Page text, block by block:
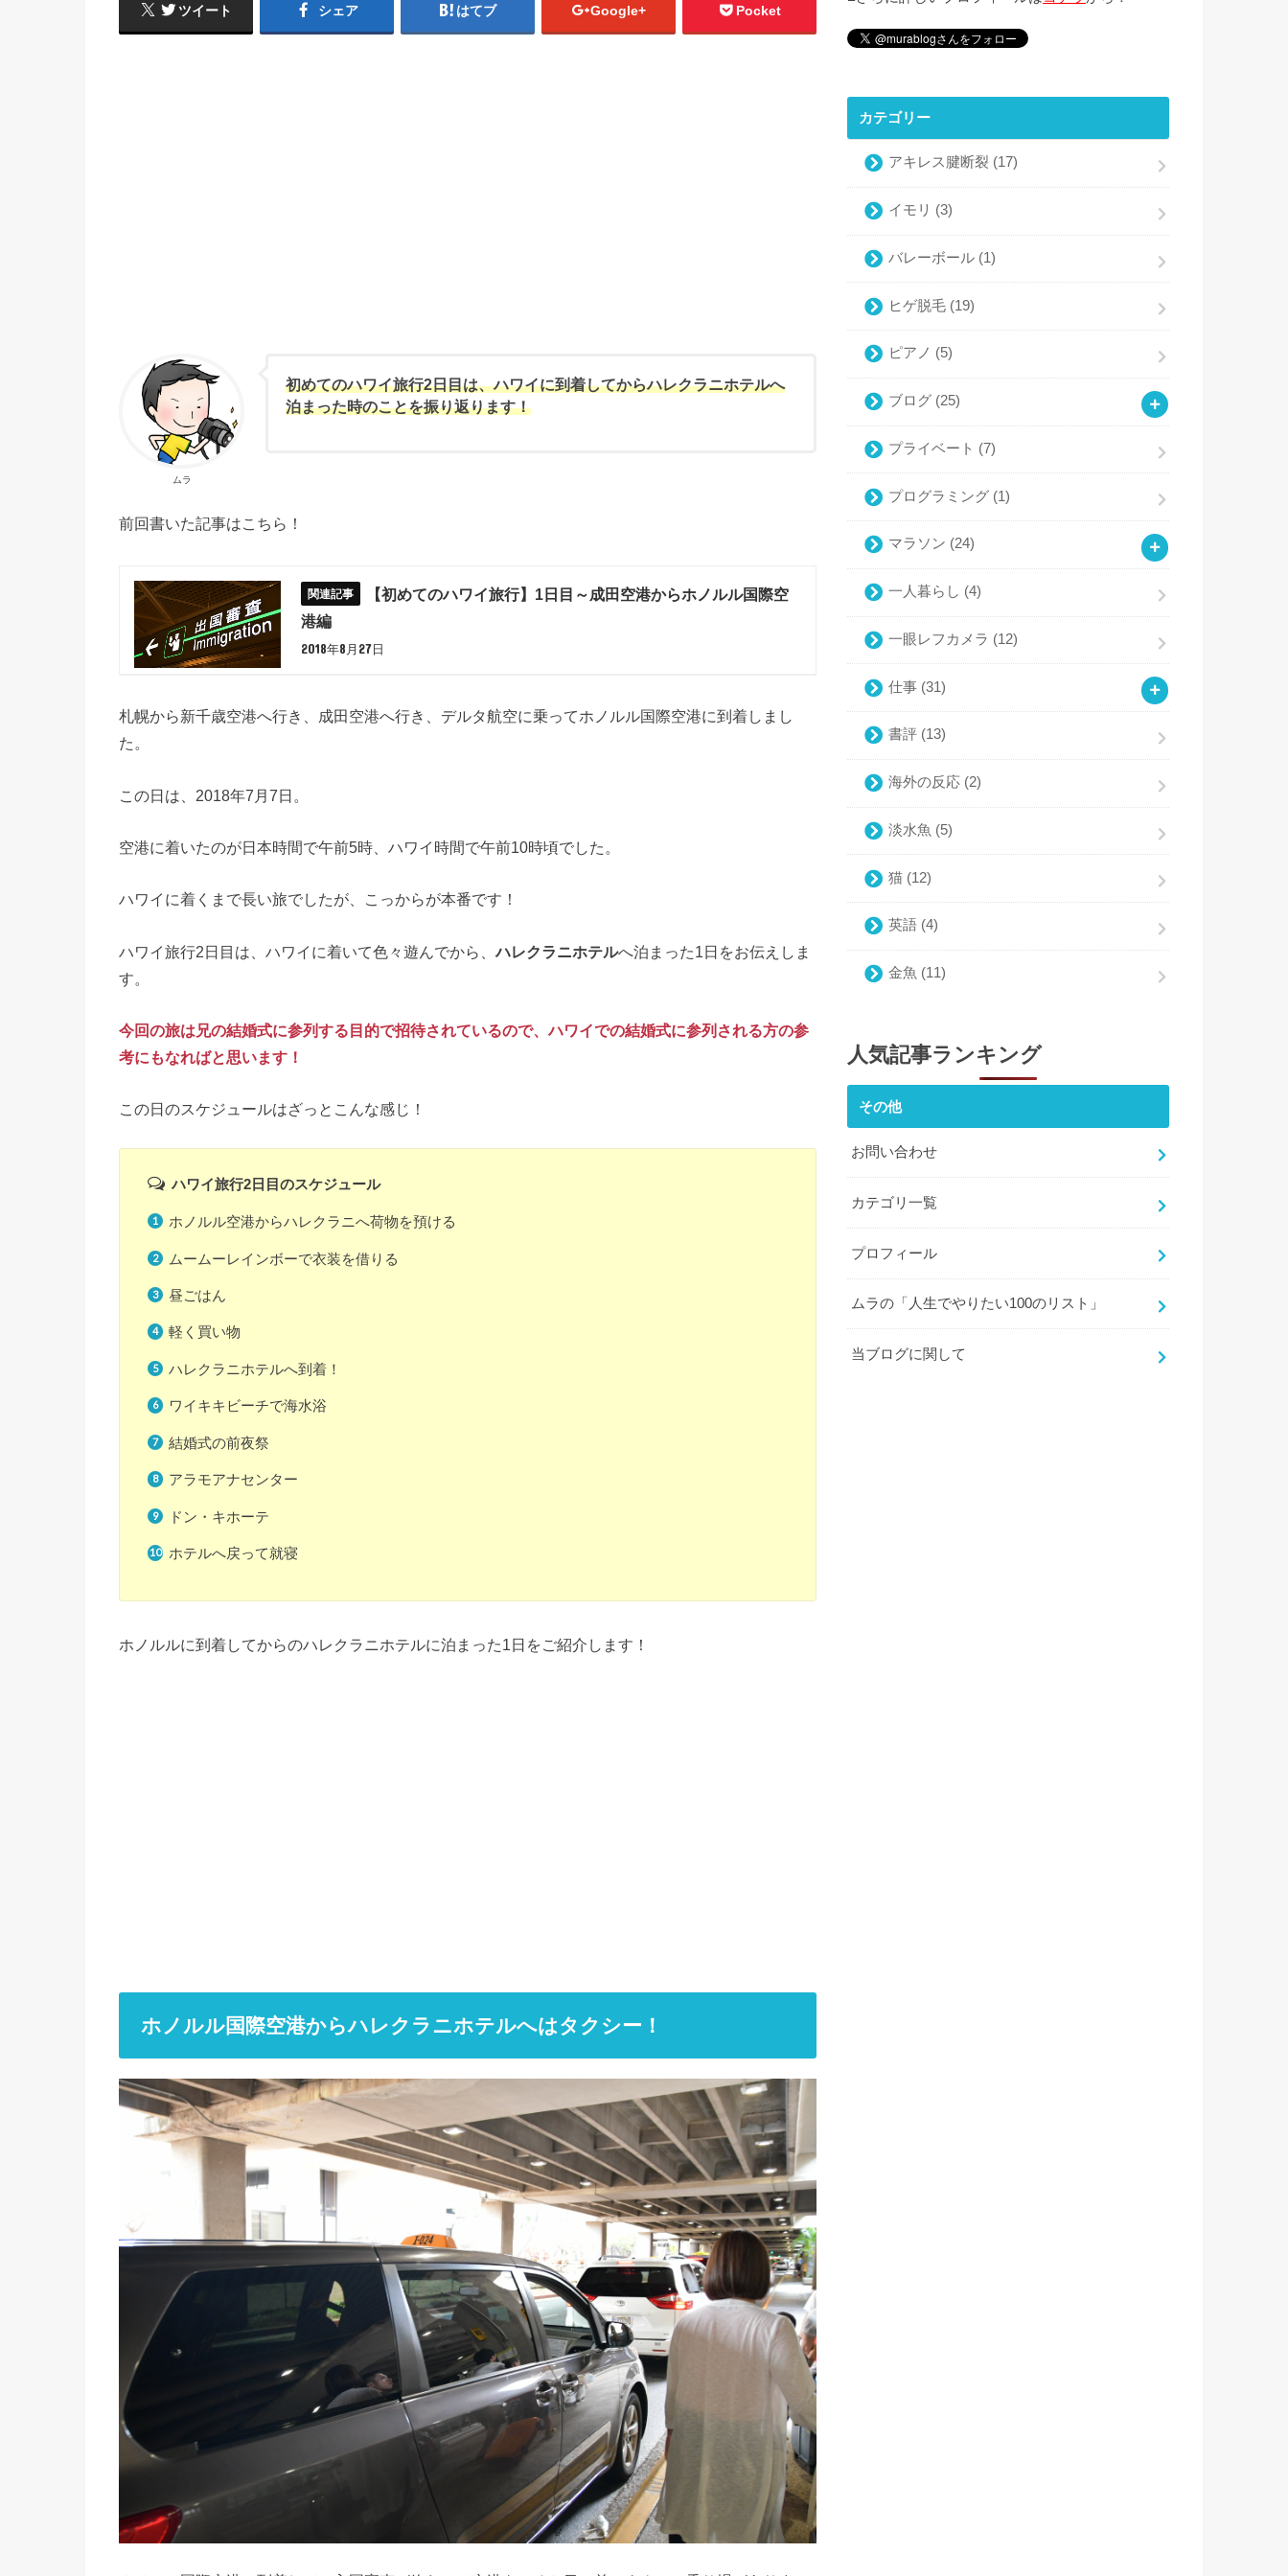
ツイート シェア はてブ Google+ Pocket
ムラ
初めてのハワイ旅行2日目は、ハワイに到着してからハレクラニホテルへ
泊まった時のことを振り返ります！
前回書いた記事はこちら！
【初めてのハワイ旅行】1日目～成田空港からホノルル国際空
港編
2018年8月27日
札幌から新千歳空港へ行き、成田空港へ行き、デルタ航空に乗ってホノルル国際空港に到着しまし
た。
この日は、2018年7月7日。
空港に着いたのが日本時間で午前5時、ハワイ時間で午前10時頃でした。
ハワイに着くまで長い旅でしたが、こっからが本番です！
ハワイ旅行2日目は、ハワイに着いて色々遊んでから、ハレクラニホテルへ泊まった1日をお伝えしま
す。
今回の旅は兄の結婚式に参列する目的で招待されているので、ハワイでの結婚式に参列される方の参
考にもなればと思います！
この日のスケジュールはざっとこんな感じ！
ハワイ旅行2日目のスケジュール
ホノルル空港からハレクラニへ荷物を預ける
ムームーレインボーで衣装を借りる
昼ごはん
軽く買い物
ハレクラニホテルへ到着！
ワイキキビーチで海水浴
結婚式の前夜祭
アラモアナセンター
ドン・キホーテ
ホテルへ戻って就寝
ホノルルに到着してからのハレクラニホテルに泊まった1日をご紹介します！
ホノルル国際空港からハレクラニホテルへはタクシー！
カテゴリー
アキレス腱断裂 (17)
イモリ (3)
バレーボール (1)
ヒゲ脱毛 (19)
ピアノ (5)
ブログ (25)
プライベート (7)
プログラミング (1)
マラソン (24)
一人暮らし (4)
一眼レフカメラ (12)
仕事 (31)
書評 (13)
海外の反応 (2)
淡水魚 (5)
猫 (12)
英語 (4)
金魚 (11)
人気記事ランキング
その他
お問い合わせ
カテゴリ一覧
プロフィール
ムラの「人生でやりたい100のリスト」
当ブログに関して